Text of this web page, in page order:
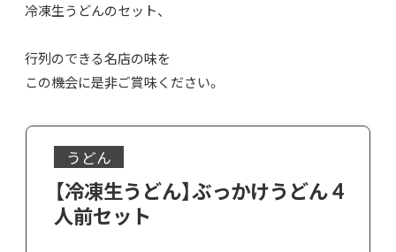
冷凍生うどんのセット、
行列のできる名店の味を
この機会に是非ご賞味ください。
うどん
【冷凍生うどん】ぶっかけうどん 4
人前セット